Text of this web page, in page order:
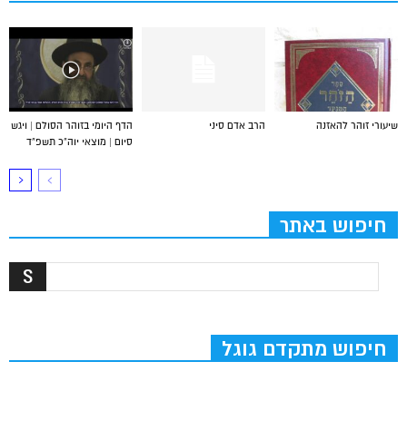
הדף היומי בזוהר הסולם | ויגש
סיום | מוצאי יוה”כ תשפ”ד
הרב אדם סיני שיעורי זוהר להאזנה
חיפוש באתר
חיפוש מתקדם גוגל